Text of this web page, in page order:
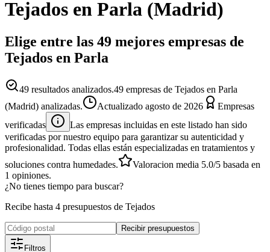
Tejados en Parla (Madrid)
Elige entre las 49 mejores empresas de
Tejados en Parla
49 resultados analizados.49 empresas de Tejados en Parla
(Madrid) analizadas.
Actualizado agosto de 2026
Empresas
verificadas
Las empresas incluidas en este listado han sido
verificadas por nuestro equipo para garantizar su autenticidad y
profesionalidad. Todas ellas están especializadas en tratamientos y
soluciones contra humedades.
Valoracion media 5.0/5 basada en
1 opiniones.
¿No tienes tiempo para buscar?
Recibe hasta 4 presupuestos de Tejados
Recibir presupuestos
Filtros